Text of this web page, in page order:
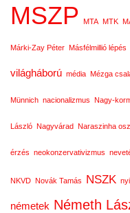
MSZP MTA MTK
Márki-Zay Péter Másfélmillió lépés
világháború média Mézga
Münnich nacionalizmus Nagy-
László Nagyvárad Naraszinha
érzés neokonzervativizmus
NKVD Novák Tamás NSZK
németek Németh